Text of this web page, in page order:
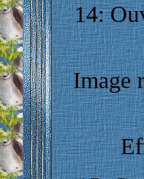
14:
Image